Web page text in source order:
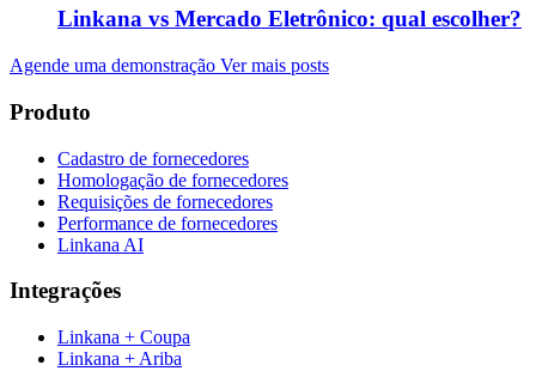
Linkana vs Mercado Eletrônico: qual escolher?
Agende uma demonstração Ver mais posts
Produto
Cadastro de fornecedores
Homologação de fornecedores
Requisições de fornecedores
Performance de fornecedores
Linkana AI
Integrações
Linkana + Coupa
Linkana + Ariba